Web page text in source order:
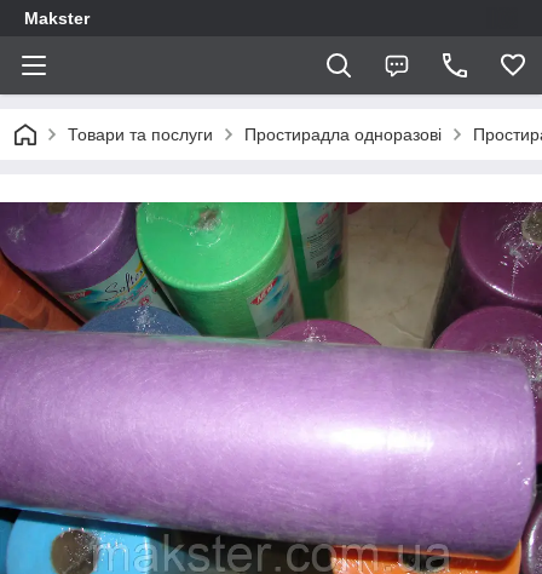
Makster
Товари та послуги Простирадла одноразові